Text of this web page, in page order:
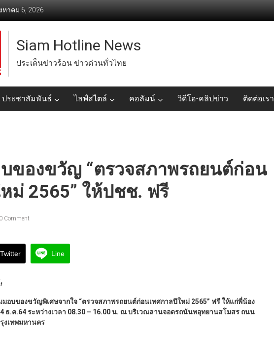
าคม 6, 2026
Siam Hotline News
ประเด็นข่าวร้อน ข่าวด่วนทั่วไทย
ประชาสัมพันธ์ ไลฟ์สไตล์ คอลัมน์ วิดีโอ-คลิปข่าว ติดต่อเรา
ของขวัญ “ตรวจสภาพรถยนต์ก่อน
ม่ 2565” ให้ปชช. ฟรี
0 Comment
Twitter Line
มอบของขวัญพิเศษจากใจ “ตรวจสภาพรถยนต์ก่อนเทศกาลปีใหม่ 2565” ฟรี ให้แก่พี่น้อง
ธ.ค.64 ระหว่างเวลา 08.30 – 16.00 น. ณ บริเวณลานจอดรถนันทอุทยานสโมสร ถนน
งเทพมหานคร